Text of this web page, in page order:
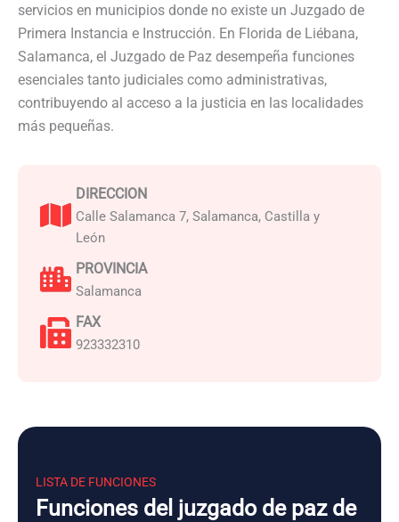
servicios en municipios donde no existe un Juzgado de
Primera Instancia e Instrucción. En Florida de Liébana,
Salamanca, el Juzgado de Paz desempeña funciones
esenciales tanto judiciales como administrativas,
contribuyendo al acceso a la justicia en las localidades
más pequeñas.
DIRECCION
Calle Salamanca 7, Salamanca, Castilla y
León
PROVINCIA
Salamanca
FAX
923332310
LISTA DE FUNCIONES
Funciones del juzgado de paz de